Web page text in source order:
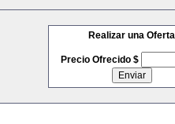
Realizar una Oferta
Precio Ofrecido $